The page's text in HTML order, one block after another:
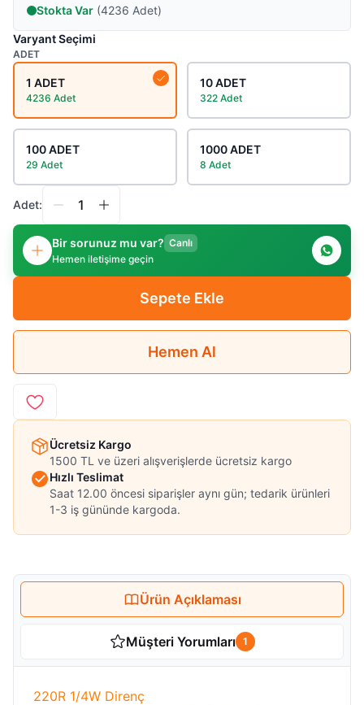
Stokta Var (4236 Adet)
Varyant Seçimi
ADET
1 ADET
4236 Adet
10 ADET
322 Adet
100 ADET
29 Adet
1000 ADET
8 Adet
Adet:
Bir sorunuz mu var? Canlı
Hemen iletişime geçin
Sepete Ekle
Hemen Al
Ücretsiz Kargo
1500 TL ve üzeri alışverişlerde ücretsiz kargo
Hızlı Teslimat
Saat 12.00 öncesi siparişler aynı gün; tedarik ürünleri
1-3 iş gününde kargoda.
Ürün Açıklaması
Müşteri Yorumları 1
220R 1/4W Direnç